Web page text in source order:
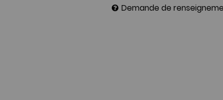
Demande de